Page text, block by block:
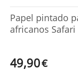
Papel pintado
africanos Safari
49,90€